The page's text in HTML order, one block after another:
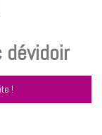
dévidoir
!